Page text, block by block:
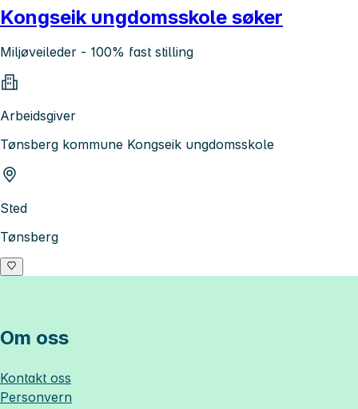
Kongseik ungdomsskole søker
Miljøveileder - 100% fast stilling
Arbeidsgiver
Tønsberg kommune Kongseik ungdomsskole
Sted
Tønsberg
Om oss
Kontakt oss
Personvern